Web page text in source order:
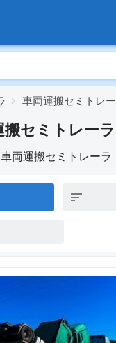
車両運搬セミトレ
セミトレーラ
両運搬セミトレーラ